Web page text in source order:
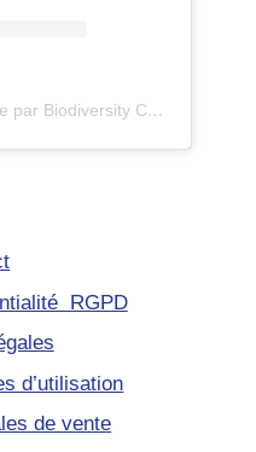
Une publication partagée par Biodiversity Care (@eco.volontaire)
RGPD
d’utilisation
de vente